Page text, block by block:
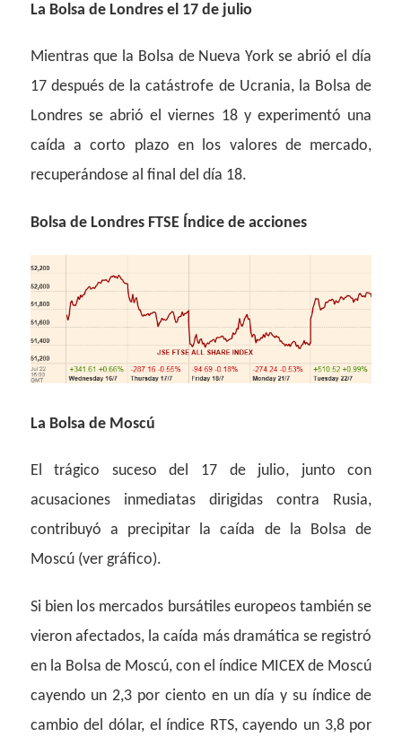
La Bolsa de Londres el 17 de julio
Mientras que la Bolsa de Nueva York se abrió el día
17 después de la catástrofe de Ucrania, la Bolsa de
Londres se abrió el viernes 18 y experimentó una
caída a corto plazo en los valores de mercado,
recuperándose al final del día 18.
Bolsa de Londres FTSE Índice de acciones
La Bolsa de Moscú
El trágico suceso del 17 de julio, junto con
acusaciones inmediatas dirigidas contra Rusia,
contribuyó a precipitar la caída de la Bolsa de
Moscú (ver gráfico).
Si bien los mercados bursátiles europeos también se
vieron afectados, la caída más dramática se registró
en la Bolsa de Moscú, con el índice MICEX de Moscú
cayendo un 2,3 por ciento en un día y su índice de
cambio del dólar, el índice RTS, cayendo un 3,8 por